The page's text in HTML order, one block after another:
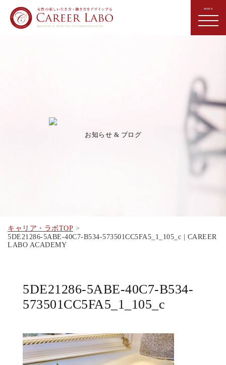
お知らせ & ブログ
キャリア・ラボTOP
5DE21286-5ABE-40C7-B534-573501CC5FA5_1_105_c | CAREER
LABO ACADEMY
5DE21286-5ABE-40C7-B534-
573501CC5FA5_1_105_c